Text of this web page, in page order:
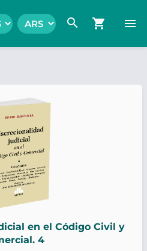
search shopping_cart menu
en el Código Civil y
4